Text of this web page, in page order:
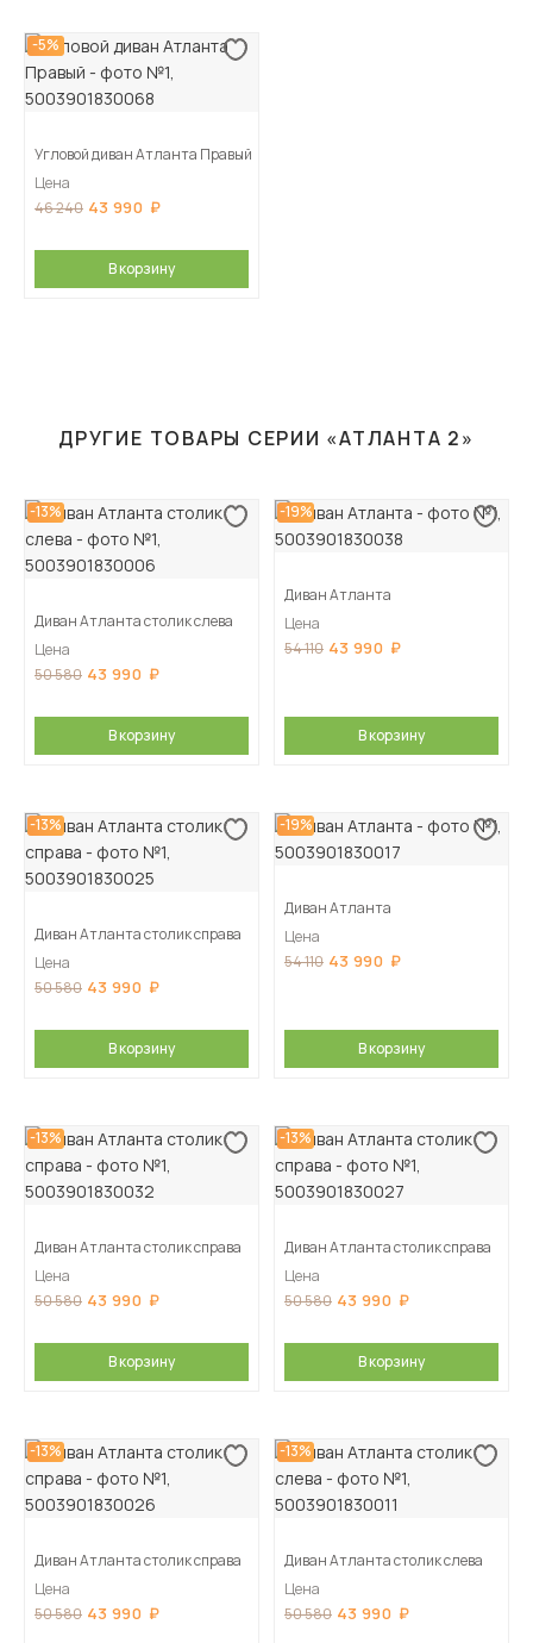
-5%
Угловой диван Атланта Правый
Цена
46 240 43 990
В корзину
ДРУГИЕ ТОВАРЫ СЕРИИ «АТЛАНТА 2»
-13%
Диван Атланта столик слева
Цена
50 580 43 990
В корзину
-19%
Диван Атланта
Цена
54 110 43 990
В корзину
-13%
Диван Атланта столик справа
Цена
50 580 43 990
В корзину
-19%
Диван Атланта
Цена
54 110 43 990
В корзину
-13%
Диван Атланта столик справа
Цена
50 580 43 990
В корзину
-13%
Диван Атланта столик справа
Цена
50 580 43 990
В корзину
-13%
Диван Атланта столик справа
Цена
50 580 43 990
-13%
Диван Атланта столик слева
Цена
50 580 43 990